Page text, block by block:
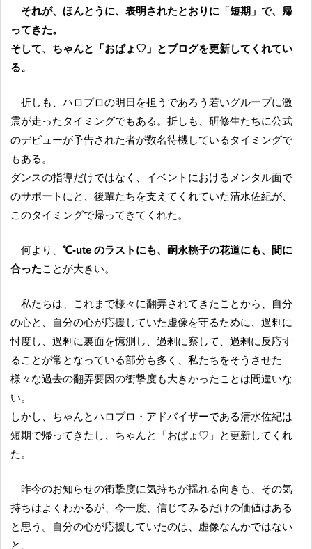
それが、ほんとうに、表明されたとおりに「短期」で、帰
ってきた。
そして、ちゃんと「おぱょ♡」とブログを更新してくれてい
る。
折しも、ハロプロの明日を担うであろう若いグループに激
震が走ったタイミングでもある。折しも、研修生たちに公式
のデビューが予告された者が数名待機しているタイミングで
もある。
ダンスの指導だけではなく、イベントにおけるメンタル面で
のサポートにと、後輩たちを支えてくれていた清水佐紀が、
このタイミングで帰ってきてくれた。
何より、℃-ute のラストにも、嗣永桃子の花道にも、間に
合ったことが大きい。
私たちは、これまで様々に翻弄されてきたことから、自分
の心と、自分の心が応援していた虚像を守るために、過剰に
忖度し、過剰に裏面を憶測し、過剰に察して、過剰に反応す
ることが常となっている部分も多く、私たちをそうさせた
様々な過去の翻弄要因の衝撃度も大きかったことは間違いな
い。
しかし、ちゃんとハロプロ・アドバイザーである清水佐紀は
短期で帰ってきたし、ちゃんと「おぱょ♡」と更新してくれ
た。
昨今のお知らせの衝撃度に気持ちが揺れる向きも、その気
持ちはよくわかるが、今一度、信じてみるだけの価値はある
と思う。自分の心が応援していたのは、虚像なんかではない
と。